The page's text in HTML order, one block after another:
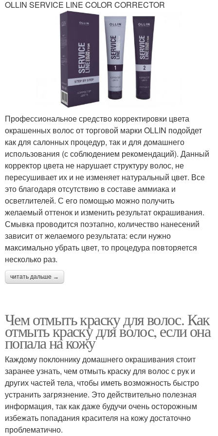
OLLIN SERVICE LINE COLOR CORRECTOR
Профессиональное средство корректировки цвета
окрашенных волос от торговой марки OLLIN подойдет
как для салонных процедур, так и для домашнего
использования (с соблюдением рекомендаций). Данный
корректор цвета не нарушает структуру волос, не
пересушивает их и не изменяет натуральный цвет. Все
это благодаря отсутствию в составе аммиака и
осветлителей. С его помощью можно получить
желаемый оттенок и изменить результат окрашивания.
Смывка проводится поэтапно, количество нанесений
зависит от желаемого результата: если нужно
максимально убрать цвет, то процедура повторяется
несколько раз.
читать дальше →
Чем отмыть краску для волос. Как
отмыть краску для волос, если она
попала на кожу
Каждому поклоннику домашнего окрашивания стоит
заранее узнать, чем отмыть краску для волос с рук и
других частей тела, чтобы иметь возможность быстро
устранить загрязнение. Это действительно полезная
информация, так как даже будучи очень осторожным
избежать попадания красителя на кожу достаточно
проблематично.